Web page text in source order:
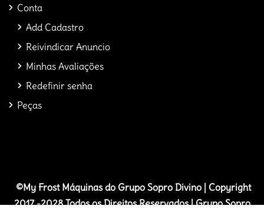
Conta
Add Cadastro
Reivindicar Anuncio
Minhas Avaliações
Redefinir senha
Peças
©My Frost Máquinas do Grupo Sopro Divino | Copyright
2017 -2028 Todos os Direitos Reservados | Grupo Sopro